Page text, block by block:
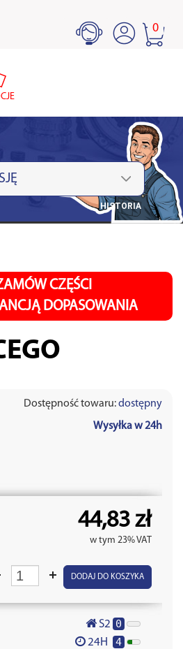
0
HISTORIA
CZĘŚCI
DOPASOWANIA
Dostępność towaru:dostępny
Wysyłka w 24h
44,83 zł
w tym 23% VAT
DODAJ DO KOSZYKA
S2 0
24H 4